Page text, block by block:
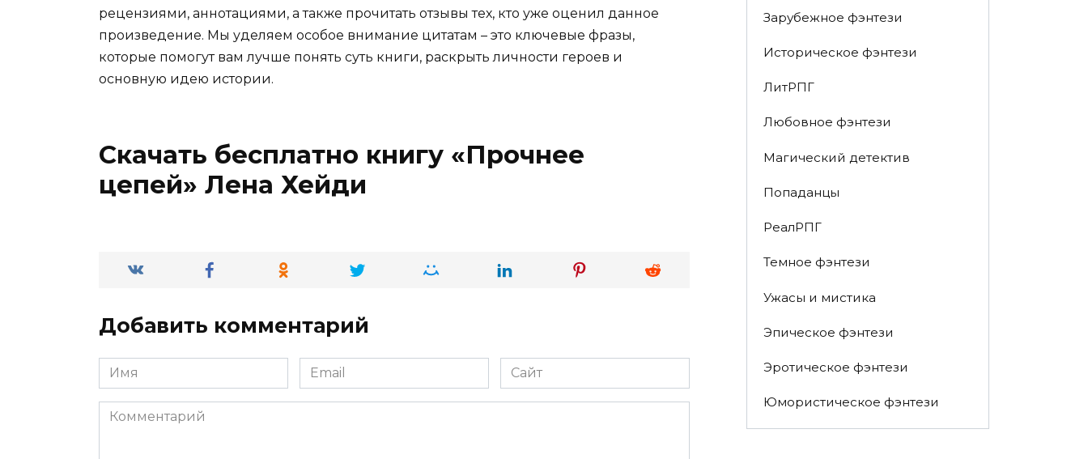
рецензиями, аннотациями, а также прочитать отзывы тех, кто уже оценил данное
произведение. Мы уделяем особое внимание цитатам – это ключевые фразы,
которые помогут вам лучше понять суть книги, раскрыть личности героев и
основную идею истории.
Скачать бесплатно книгу «Прочнее
цепей» Лена Хейди
Добавить комментарий
Имя
*
Email
*
Сайт
Комментарий
Зарубежное фэнтези
Историческое фэнтези
ЛитРПГ
Любовное фэнтези
Магический детектив
Попаданцы
РеалРПГ
Темное фэнтези
Ужасы и мистика
Эпическое фэнтези
Эротическое фэнтези
Юмористическое фэнтези